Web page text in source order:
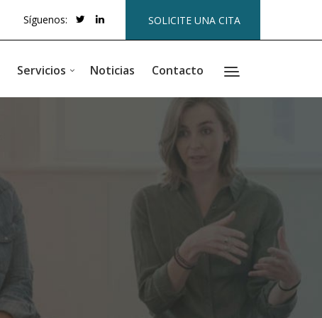
SOLICITE UNA CITA
Síguenos:
Servicios Noticias Contacto